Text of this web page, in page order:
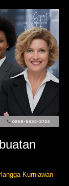
Kurniawan